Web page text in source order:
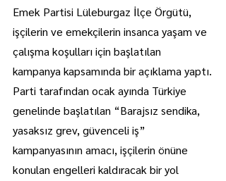
Emek Partisi Lüleburgaz İlçe Örgütü,
işçilerin ve emekçilerin insanca yaşam ve
çalışma koşulları için başlatılan
kampanya kapsamında bir açıklama yaptı.
Parti tarafından ocak ayında Türkiye
genelinde başlatılan “Barajsız sendika,
yasaksız grev, güvenceli iş”
kampanyasının amacı, işçilerin önüne
konulan engelleri kaldıracak bir yol